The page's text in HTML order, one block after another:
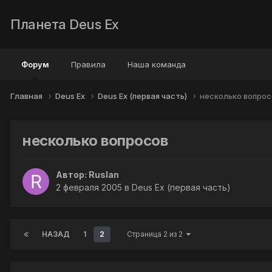
Планета Deus Ex
Форум Правила Наша команда
Главная Deus Ex Deus Ex (первая часть) несколько
несколько вопросов
Автор: Ruslan
2 февраля 2005 в Deus Ex (первая часть)
НАЗАД 1 2 Страница 2 из 2